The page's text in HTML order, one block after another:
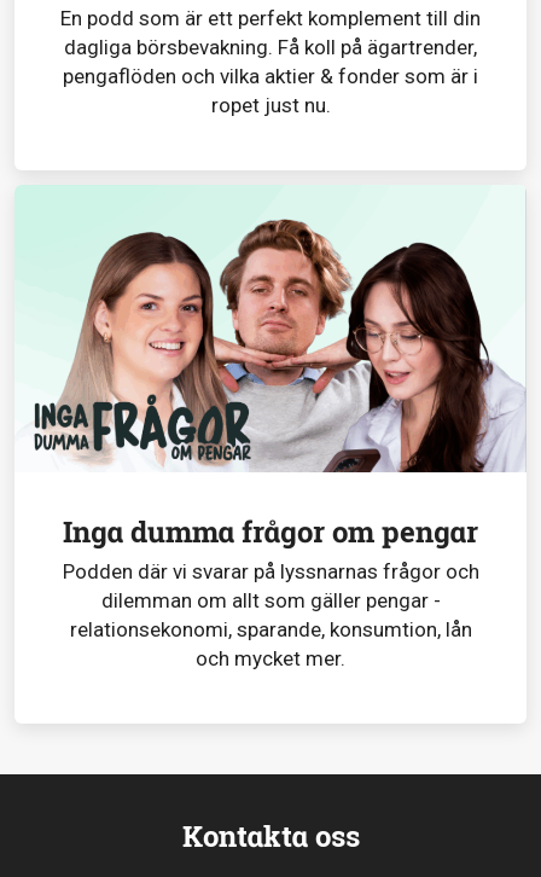
En podd som är ett perfekt komplement till din
dagliga börsbevakning. Få koll på ägartrender,
pengaflöden och vilka aktier & fonder som är i
ropet just nu.
Inga dumma frågor om pengar
Podden där vi svarar på lyssnarnas frågor och
dilemman om allt som gäller pengar -
relationsekonomi, sparande, konsumtion, lån
och mycket mer.
Kontakta oss